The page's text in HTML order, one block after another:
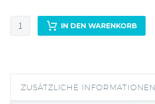
VOR
Icelandic
Menge
IN DEN WARENKORB
ZUSÄTZLICHE INFORMATIONEN